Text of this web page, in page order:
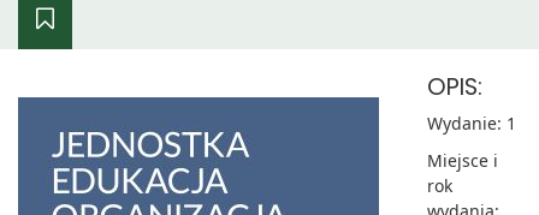
OPIS:
Wydanie: 1
Miejsce i
rok